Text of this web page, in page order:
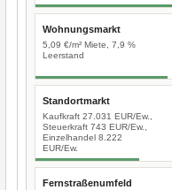
Wohnungsmarkt
5,09 €/m² Miete, 7,9 %
Leerstand
Standortmarkt
Kaufkraft 27.031 EUR/Ew.,
Steuerkraft 743 EUR/Ew.,
Einzelhandel 8.222
EUR/Ew.
Fernstraßenumfeld